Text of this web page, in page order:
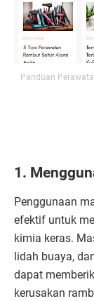
Panduan
1.
Penggunaan
efektif untuk
kimia keras.
lidah buaya,
dapat
kerusakan